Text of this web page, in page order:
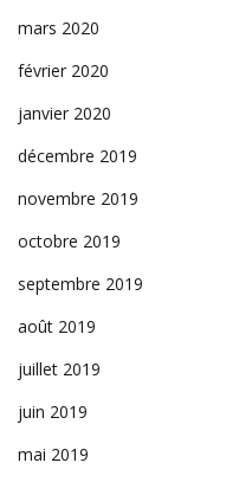
mars 2020
février 2020
janvier 2020
décembre 2019
novembre 2019
octobre 2019
septembre 2019
août 2019
juillet 2019
juin 2019
mai 2019